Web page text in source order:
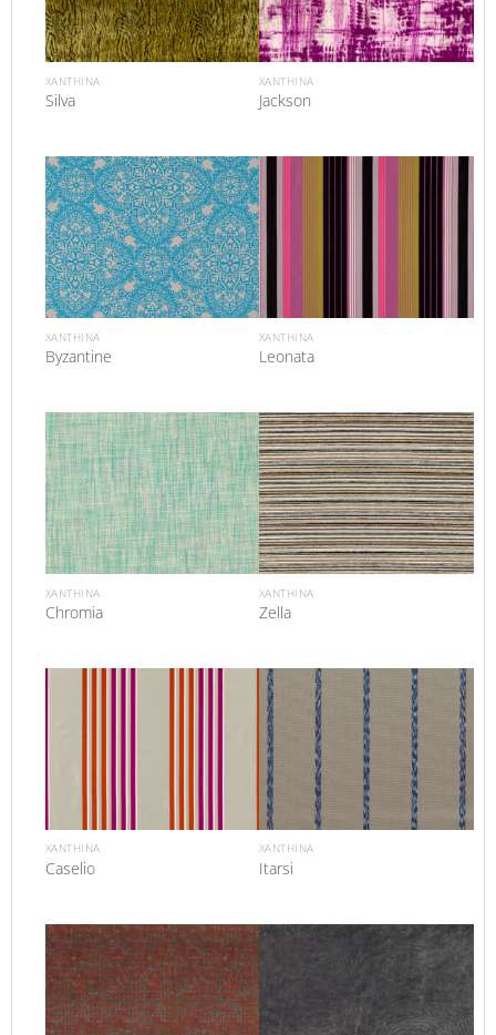
XANTHINA
Silva
XANTHINA
Jackson
XANTHINA
Byzantine
XANTHINA
Leonata
XANTHINA
Chromia
XANTHINA
Zella
XANTHINA
Caselio
XANTHINA
Itarsi